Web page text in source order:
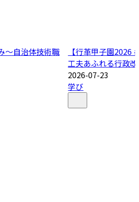
～自治体技術職
【行革甲子園2026
工夫あふれる行政
2026-07-23
学び